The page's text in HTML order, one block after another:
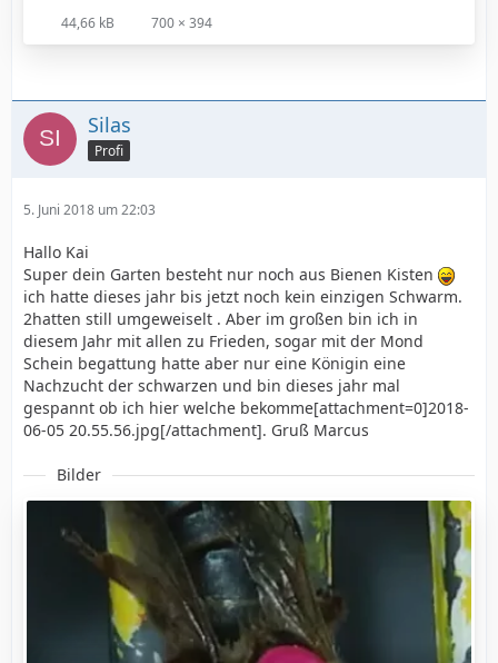
44,66 kB 700 × 394
Silas
Profi
5. Juni 2018 um 22:03
Hallo Kai
Super dein Garten besteht nur noch aus Bienen Kisten
ich hatte dieses jahr bis jetzt noch kein einzigen Schwarm.
2hatten still umgeweiselt . Aber im großen bin ich in
diesem Jahr mit allen zu Frieden, sogar mit der Mond
Schein begattung hatte aber nur eine Königin eine
Nachzucht der schwarzen und bin dieses jahr mal
gespannt ob ich hier welche bekomme[attachment=0]2018-
06-05 20.55.56.jpg[/attachment]. Gruß Marcus
Bilder